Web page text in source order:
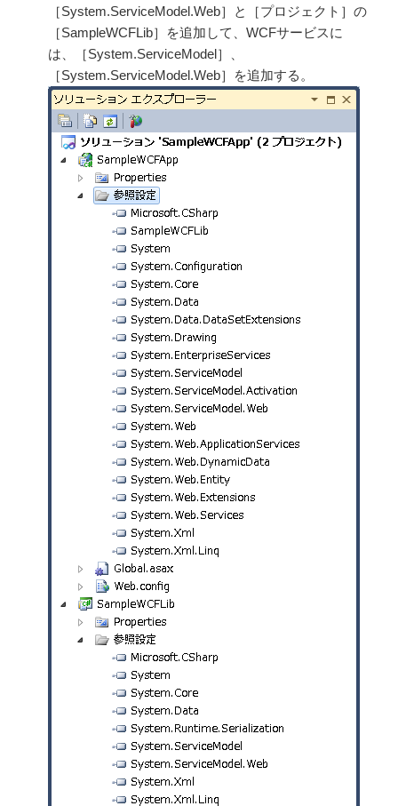
［System.ServiceModel.Web］と［プロジェクト］の
［SampleWCFLib］を追加して、WCFサービスに
は、［System.ServiceModel］、
［System.ServiceModel.Web］を追加する。